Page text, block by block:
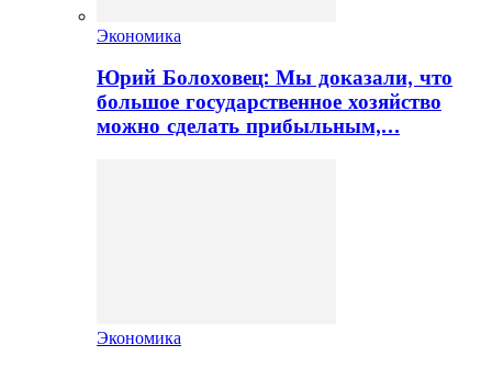
Экономика
Юрий Болоховец: Мы доказали, что
большое государственное хозяйство
можно сделать прибыльным,…
Экономика